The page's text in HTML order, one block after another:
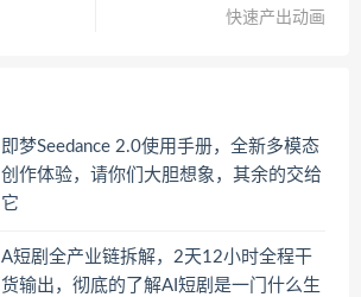
快速产出动画
即梦Seedance 2.0使用手册，全新多模态
创作体验，请你们大胆想象，其余的交给
它
A短剧全产业链拆解，2天12小时全程干
货输出，彻底的了解AI短剧是一门什么生